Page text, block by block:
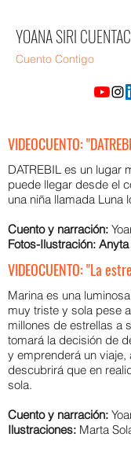
YOANA SIRI
Cuento Contigo
VIDEOCUENTO:
DATREBIL es un lugar
puede llegar desde el
una niña llamada Luna
Cuento y narración:
Fotos-Ilustración:
VIDEOCUENTO: "La
Marina es una
muy triste y sola pese
millones de estrellas a
tomará la decisión de
y emprenderá un viaje,
descubrirá que en
sola.
Cuento y narración:
Ilustraciones: Marta